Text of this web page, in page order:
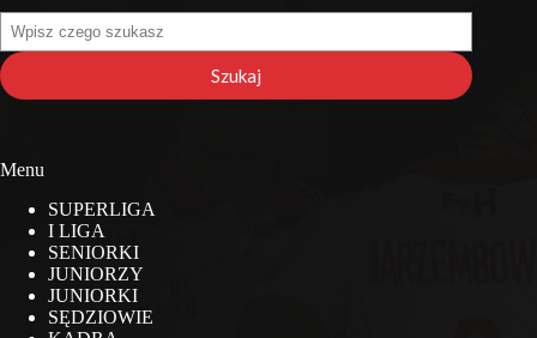
na
stronie
Szukaj
Menu
SUPERLIGA
I LIGA
SENIORKI
JUNIORZY
JUNIORKI
SĘDZIOWIE